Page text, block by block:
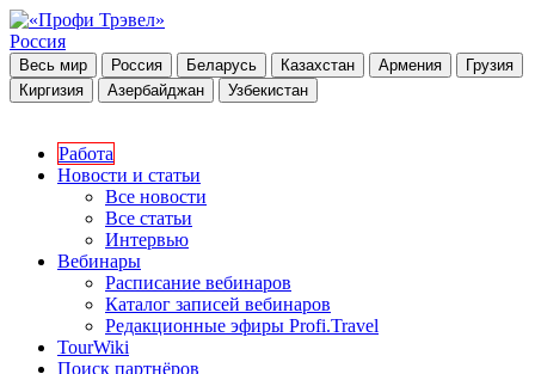
Россия
Весь мир Россия Беларусь Казахстан Армения
Грузия
Киргизия
Азербайджан Узбекистан
Работа
Новости и статьи
Все новости
Все статьи
Интервью
Вебинары
Расписание вебинаров
Каталог записей вебинаров
Редакционные эфиры Profi.Travel
TourWiki
Поиск партнёров